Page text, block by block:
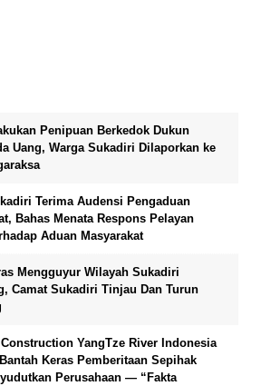
Penipuan Berkedok Dukun
Uang, Warga Sukadiri Dilaporkan ke
Terima Audensi Pengaduan
Bahas Menata Respons Pelayan
Aduan Masyarakat
Mengguyur Wilayah Sukadiri
Camat Sukadiri Tinjau Dan Turun
YangTze River Indonesia
Keras Pemberitaan Sepihak
Perusahaan — “Fakta